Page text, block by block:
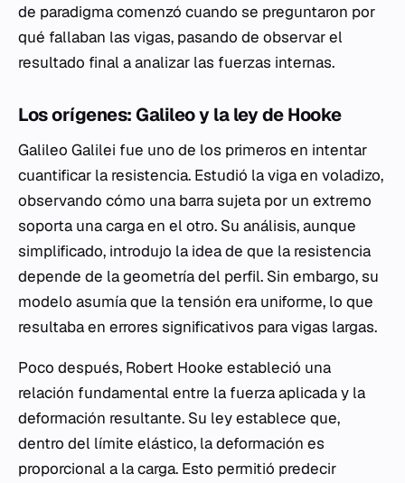
de paradigma comenzó cuando se preguntaron por
qué fallaban las vigas, pasando de observar el
resultado final a analizar las fuerzas internas.
Los orígenes: Galileo y la ley de Hooke
Galileo Galilei fue uno de los primeros en intentar
cuantificar la resistencia. Estudió la viga en voladizo,
observando cómo una barra sujeta por un extremo
soporta una carga en el otro. Su análisis, aunque
simplificado, introdujo la idea de que la resistencia
depende de la geometría del perfil. Sin embargo, su
modelo asumía que la tensión era uniforme, lo que
resultaba en errores significativos para vigas largas.
Poco después, Robert Hooke estableció una
relación fundamental entre la fuerza aplicada y la
deformación resultante. Su ley establece que,
dentro del límite elástico, la deformación es
proporcional a la carga. Esto permitió predecir